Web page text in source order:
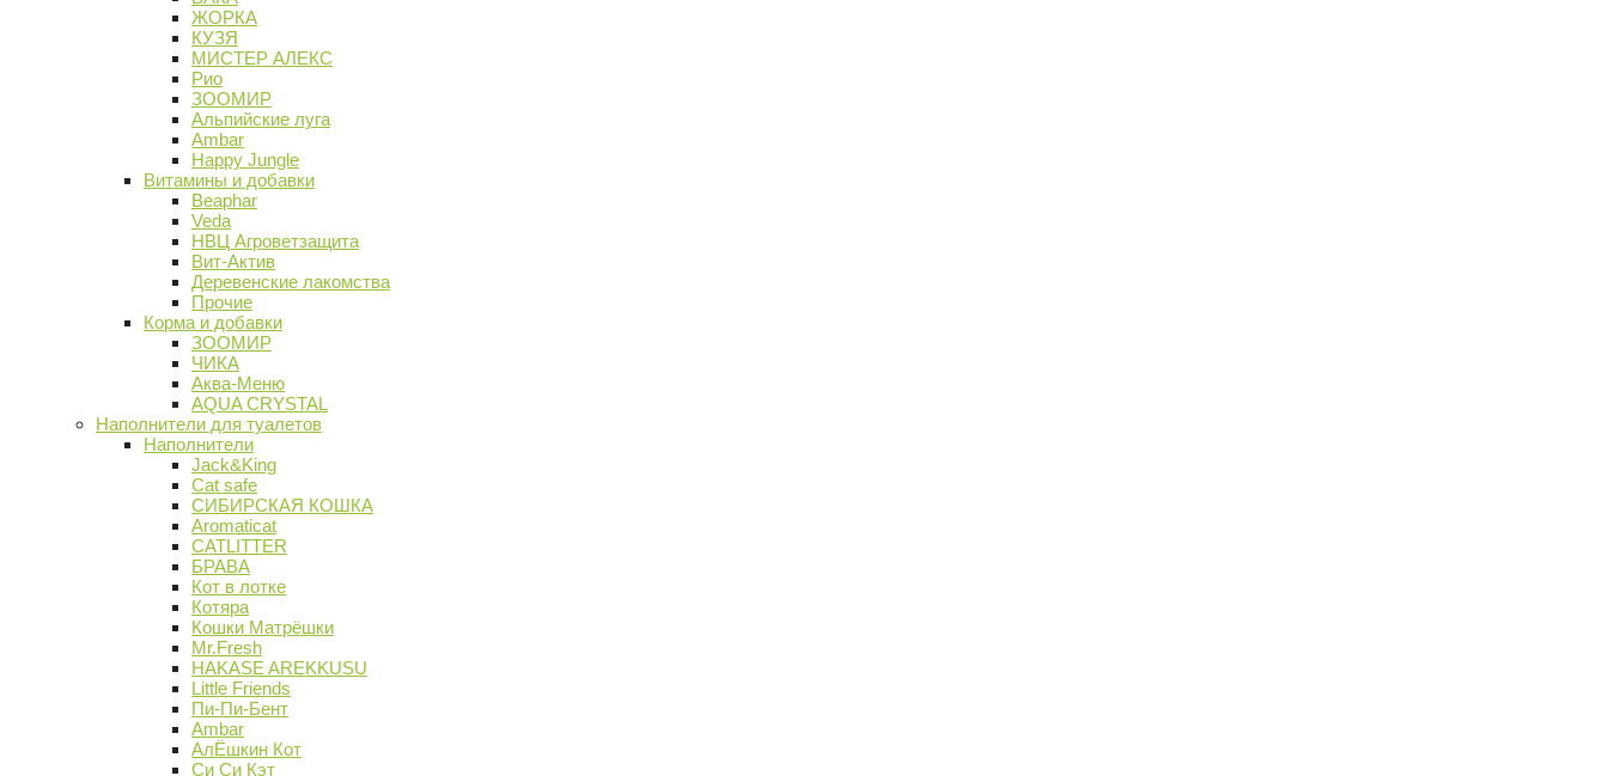
ЖОРКА
КУЗЯ
МИСТЕР АЛЕКС
Рио
ЗООМИР
Альпийские луга
Ambar
Happy Jungle
Витамины и добавки
Beaphar
Veda
НВЦ Агроветзащита
Вит-Актив
Деревенские лакомства
Прочие
Корма и добавки
ЗООМИР
ЧИКА
Аква-Меню
AQUA CRYSTAL
Наполнители для туалетов
Наполнители
Jack&King
Cat safe
СИБИРСКАЯ КОШКА
Aromaticat
CATLITTER
БРАВА
Кот в лотке
Котяра
Кошки Матрёшки
Mr.Fresh
HAKASE AREKKUSU
Little Friends
Пи-Пи-Бент
Ambar
АлЁшкин Кот
Си Си Кэт